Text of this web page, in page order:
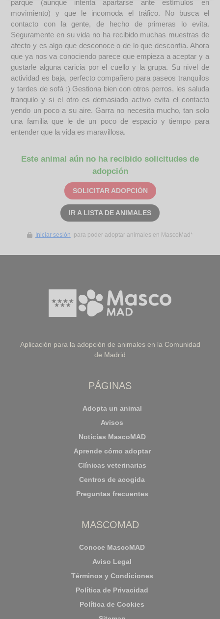
parque (aunque intenta apartarse ante estímulos en
movimiento) y que le incomoda el tráfico. No busca el
contacto con la gente, de hecho de primeras lo evita.
Seguramente en su vida no ha recibido muchas muestras de
afecto y es algo que desconoce o de lo que desconfía. Ahora
que ya nos va conociendo parece que empieza a aceptar y a
gustarle alguna caricia por el cuello y la grupa. Su nivel de
actividad es baja, perfecto compañero para paseos tranquilos
y tardes de sofá :) Gestiona bien con otros perros, les saluda
tranquilo y si el otro es demasiado activo evita el contacto
yendo un poco a su aire. Garra no necesita mucho, tan solo
una familia que le de un poco de espacio y tiempo para
entender que la vida es maravillosa.
Este animal aún no ha recibido solicitudes de
adopción
SOLICITAR ADOPCIÓN
IR A LISTA DE ANIMALES
Iniciar sesión para poder adoptar animales en MascoMad*
Aplicación para la adopción de animales en la Comunidad
de Madrid
PÁGINAS
Adopta un animal
Avisos
Noticias MascoMAD
Aprende cómo adoptar
Clínicas veterinarias
Centros de acogida
Preguntas frecuentes
MASCOMAD
Conoce MascoMAD
Aviso Legal
Términos y Condiciones
Política de Privacidad
Política de Cookies